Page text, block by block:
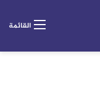
القائمة